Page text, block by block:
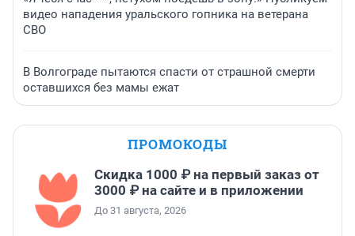
видео нападения уральского гопника на ветерана
СВО
В Волгограде пытаются спасти от страшной смерти
оставшихся без мамы ежат
ПРОМОКОДЫ
Скидка 1000 ₽ на первый заказ от
3000 ₽ на сайте и в приложении
До 31 августа, 2026